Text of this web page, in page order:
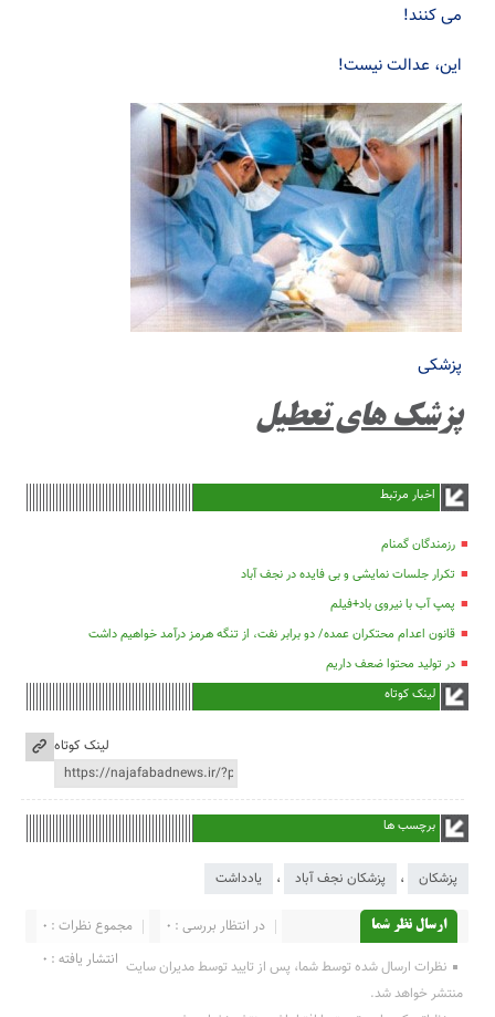
می کنند!
این، عدالت نیست!
پزشکی
پزشک های تعطیل
اخبار مرتبط
رزمندگان گمنام
تکرار جلسات نمایشی و بی فایده در نجف آباد
پمپ آب با نیروی باد+فیلم
قانون اعدام محتکران عمده/ دو برابر نفت، از تنگه هرمز درآمد خواهیم داشت
در تولید محتوا ضعف داریم
لینک کوتاه
لینک کوتاه
برچسب ها
پزشکان ، پزشکان نجف آباد ، یادداشت
ارسال نظر شما مجموع نظرات : 0
در انتظار بررسی : 0
انتشار یافته : 0 نظرات ارسال شده توسط شما، پس از تایید توسط مدیران سایت
منتشر خواهد شد.